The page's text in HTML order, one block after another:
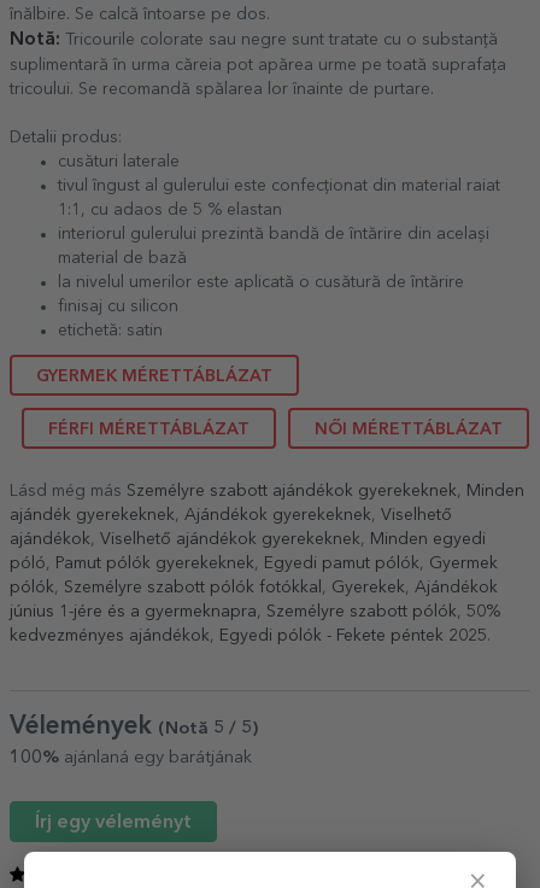
înălbire. Se calcă întoarse pe dos.
Notă: Tricourile colorate sau negre sunt tratate cu o substanță
suplimentară în urma căreia pot apărea urme pe toată suprafața
tricoului. Se recomandă spălarea lor înainte de purtare.
Detalii produs:
cusături laterale
tivul îngust al gulerului este confecționat din material raiat
1:1, cu adaos de 5 % elastan
interiorul gulerului prezintă bandă de întărire din același
material de bază
la nivelul umerilor este aplicată o cusătură de întărire
finisaj cu silicon
etichetă: satin
GYERMEK MÉRETTÁBLÁZAT
FÉRFI MÉRETTÁBLÁZAT NŐI MÉRETTÁBLÁZAT
Lásd még más Személyre szabott ajándékok gyerekeknek, Minden
ajándék gyerekeknek, Ajándékok gyerekeknek, Viselhető
ajándékok, Viselhető ajándékok gyerekeknek, Minden egyedi
póló, Pamut pólók gyerekeknek, Egyedi pamut pólók, Gyermek
pólók, Személyre szabott pólók fotókkal , Gyerekek, Ajándékok
június 1-jére és a gyermeknapra, Személyre szabott pólók, 50%
kedvezményes ajándékok, Egyedi pólók - Fekete péntek 2025.
Vélemények (Notă 5 / 5 )
100% ajánlaná egy barátjának
Írj egy véleményt